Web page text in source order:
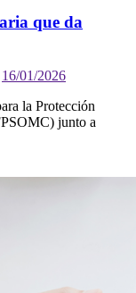
que da
16/01/2026
la Protección
junto a